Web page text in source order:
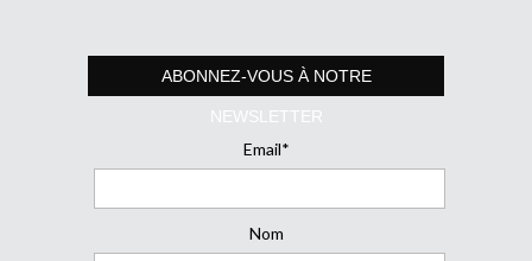
ABONNEZ-VOUS À NOTRE
NEWSLETTER
Email*
Nom